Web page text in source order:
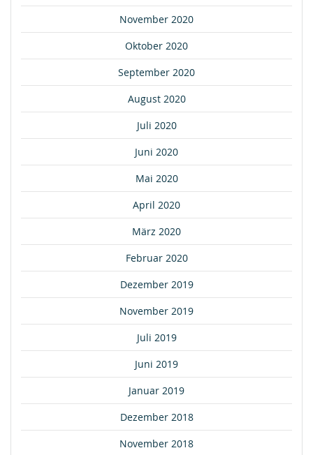
November 2020
Oktober 2020
September 2020
August 2020
Juli 2020
Juni 2020
Mai 2020
April 2020
März 2020
Februar 2020
Dezember 2019
November 2019
Juli 2019
Juni 2019
Januar 2019
Dezember 2018
November 2018